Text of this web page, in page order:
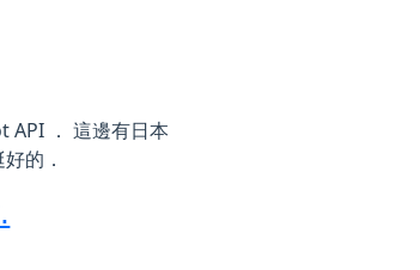
API ． 這邊有日本
的．